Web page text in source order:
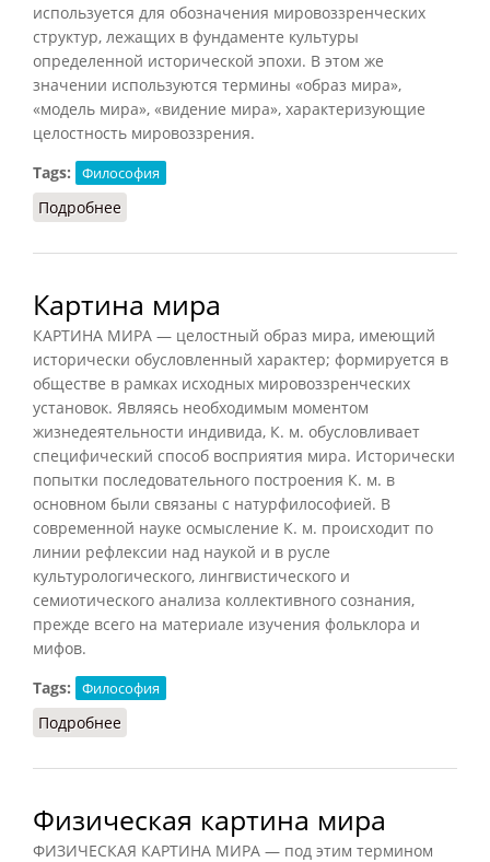
используется для обозначения мировоззренческих
структур, лежащих в фундаменте культуры
определенной исторической эпохи. В этом же
значении используются термины «образ мира»,
«модель мира», «видение мира», характеризующие
целостность мировоззрения.
Tags:
Философия
Подробнее
Картина мира
КАРТИНА МИРА — целостный образ мира, имеющий
исторически обусловленный характер; формируется в
обществе в рамках исходных мировоззренческих
установок. Являясь необходимым моментом
жизнедеятельности индивида, К. м. обусловливает
специфический способ восприятия мира. Исторически
попытки последовательного построения К. м. в
основном были связаны с натурфилософией. В
современной науке осмысление К. м. происходит по
линии рефлексии над наукой и в русле
культурологического, лингвистического и
семиотического анализа коллективного сознания,
прежде всего на материале изучения фольклора и
мифов.
Tags:
Философия
Подробнее
Физическая картина мира
ФИЗИЧЕСКАЯ КАРТИНА МИРА — под этим термином